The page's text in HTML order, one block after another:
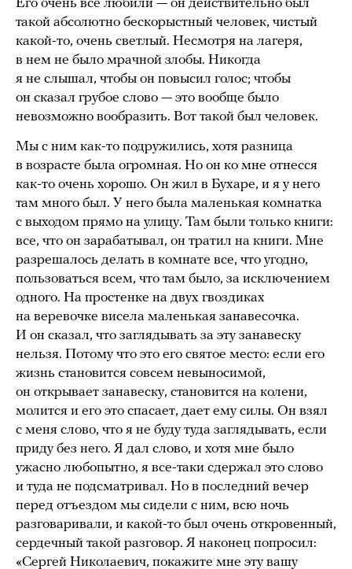
Его очень все любили — он действительно был
такой абсолютно бескорыстный человек, чистый
какой-то, очень светлый. Несмотря на лагеря,
в нем не было мрачной злобы. Никогда
я не слышал, чтобы он повысил голос; чтобы
он сказал грубое слово — это вообще было
невозможно вообразить. Вот такой был человек.
Мы с ним как-то подружились, хотя разница
в возрасте была огромная. Но он ко мне отнесся
как-то очень хорошо. Он жил в Бухаре, и я у него
там много был. У него была маленькая комнатка
с выходом прямо на улицу. Там были только книги:
все, что он зарабатывал, он тратил на книги. Мне
разрешалось делать в комнате все, что угодно,
пользоваться всем, что там было, за исключением
одного. На простенке на двух гвоздиках
на веревочке висела маленькая занавесочка.
И он сказал, что заглядывать за эту занавеску
нельзя. Потому что это его святое место: если его
жизнь становится совсем невыносимой,
он открывает занавеску, становится на колени,
молится и его это спасает, дает ему силы. Он взял
с меня слово, что я не буду туда заглядывать, если
приду без него. Я дал слово, и хотя мне было
ужасно любопытно, я все-таки сдержал это слово
и туда не подсматривал. Но в последний вечер
перед отъездом мы сидели с ним, всю ночь
разговаривали, и какой-то был очень откровенный,
сердечный такой разговор. Я наконец попросил:
«Сергей Николаевич, покажите мне эту вашу